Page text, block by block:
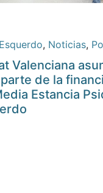
, Noticias,
Valenciana
de la
Estancia